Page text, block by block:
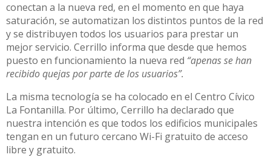
conectan a la nueva red, en el momento en que haya
saturación, se automatizan los distintos puntos de la red
y se distribuyen todos los usuarios para prestar un
mejor servicio. Cerrillo informa que desde que hemos
puesto en funcionamiento la nueva red “apenas se han
recibido quejas por parte de los usuarios”.
La misma tecnología se ha colocado en el Centro Cívico
La Fontanilla. Por último, Cerrillo ha declarado que
nuestra intención es que todos los edificios municipales
tengan en un futuro cercano Wi-Fi gratuito de acceso
libre y gratuito.